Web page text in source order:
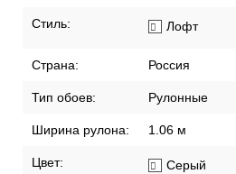
Стиль: Лофт
Страна: Россия
Тип обоев: Рулонные
Ширина рулона: 1.06 м
Цвет: Серый